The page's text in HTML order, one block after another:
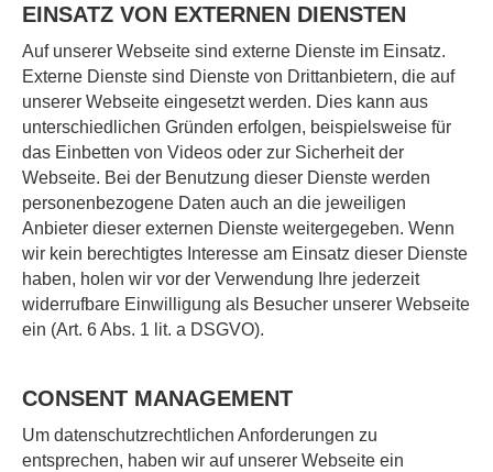
EINSATZ VON EXTERNEN DIENSTEN
Auf unserer Webseite sind externe Dienste im Einsatz.
Externe Dienste sind Dienste von Drittanbietern, die auf
unserer Webseite eingesetzt werden. Dies kann aus
unterschiedlichen Gründen erfolgen, beispielsweise für
das Einbetten von Videos oder zur Sicherheit der
Webseite. Bei der Benutzung dieser Dienste werden
personenbezogene Daten auch an die jeweiligen
Anbieter dieser externen Dienste weitergegeben. Wenn
wir kein berechtigtes Interesse am Einsatz dieser Dienste
haben, holen wir vor der Verwendung Ihre jederzeit
widerrufbare Einwilligung als Besucher unserer Webseite
ein (Art. 6 Abs. 1 lit. a DSGVO).
CONSENT MANAGEMENT
Um datenschutzrechtlichen Anforderungen zu
entsprechen, haben wir auf unserer Webseite ein